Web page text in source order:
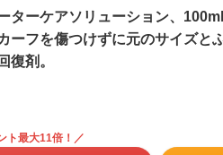
ターケアソリューション、
ーフを傷つけずに元のサイズと
復剤。
ト最大11倍！／